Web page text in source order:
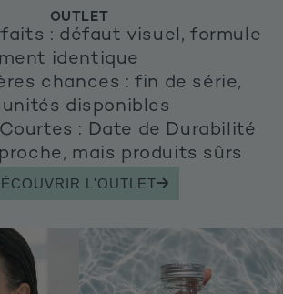
OUTLET
: défaut visuel, formule
identique
chances : fin de série,
disponibles
: Date de Durabilité
mais produits sûrs
L'OUTLET